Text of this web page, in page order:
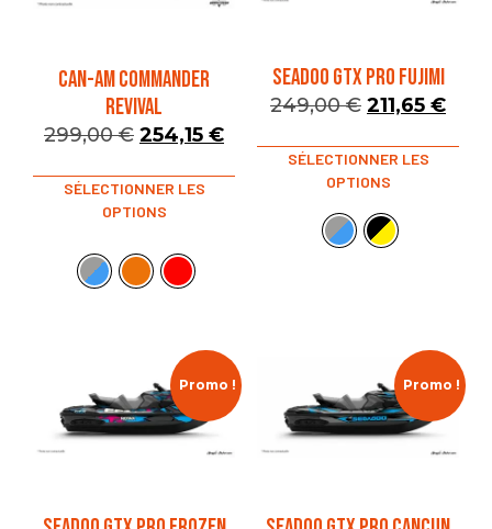
CAN-AM COMMANDER
REVIVAL
299,00€ 254,15 €
SÉLECTIONNER LES
OPTIONS
SEADOO GTX PRO FUJIMI
249,00€ 211,65 €
SÉLECTIONNER LES
OPTIONS
Promo ! Promo !